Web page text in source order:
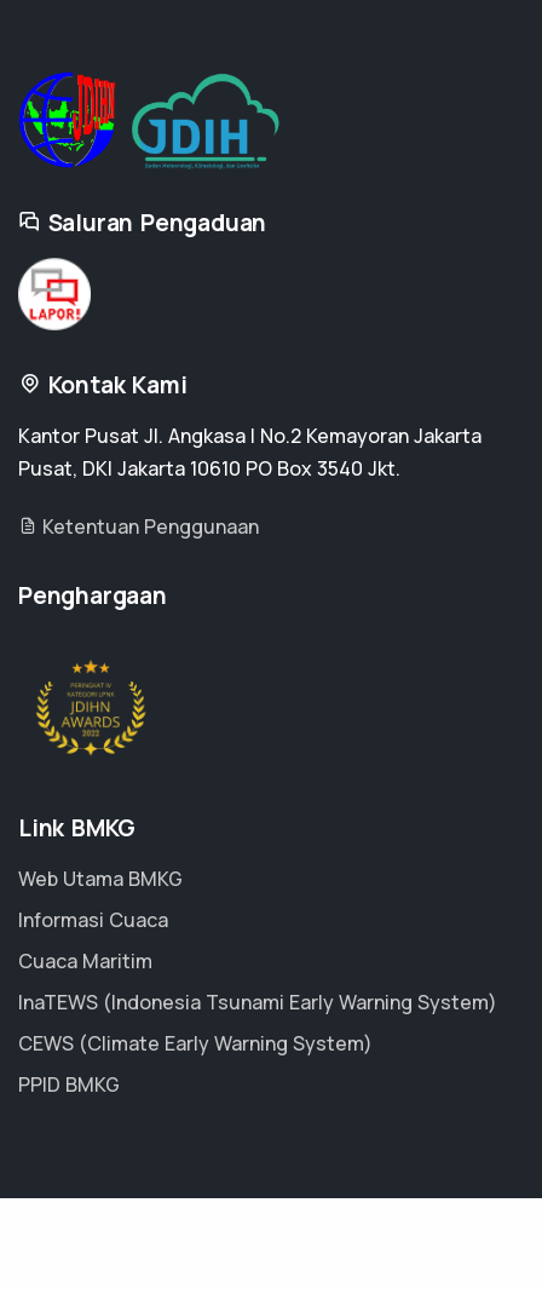
Saluran Pengaduan
Kontak Kami
Kantor Pusat Jl. Angkasa I No.2 Kemayoran Jakarta
Pusat, DKI Jakarta 10610 PO Box 3540 Jkt.
Ketentuan Penggunaan
Penghargaan
Link BMKG
Web Utama BMKG
Informasi Cuaca
Cuaca Maritim
InaTEWS (Indonesia Tsunami Early Warning System)
CEWS (Climate Early Warning System)
PPID BMKG